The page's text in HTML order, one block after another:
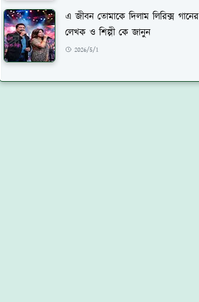
এ জীবন তোমাকে দিলাম লিরিক্স গানের
লেখক ও শিল্পী কে জানুন
2026/5/1